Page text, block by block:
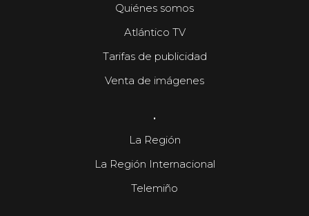
Quiénes somos
Atlántico TV
Tarifas de publicidad
Venta de imágenes
.
La Región
La Región Internacional
Telemiño